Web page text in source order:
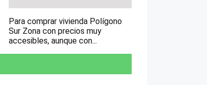
Para comprar vivienda Polígono
Sur Zona con precios muy
accesibles, aunque con...